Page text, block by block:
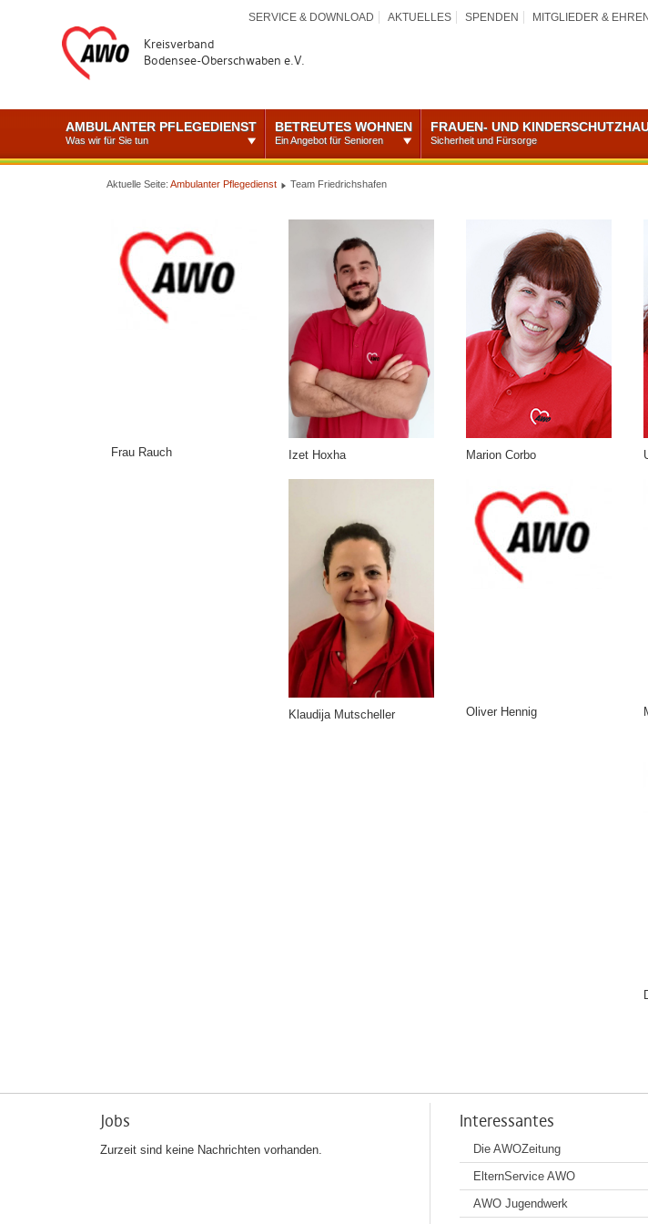
Kreisverband
Bodensee-Oberschwaben e.V.
SERVICE & DOWNLOAD AKTUELLES SPENDEN MITGLIEDER &
AMBULANTER PFLEGEDIENST
Was wir für Sie tun
BETREUTES WOHNEN
Ein Angebot für Senioren
FRAUEN- UND
Sicherheit und Fürsorge
Aktuelle Seite: Ambulanter Pflegedienst Team Friedrichshafen
Frau Rauch Izet Hoxha Marion Corbo
Klaudija Mutscheller Oliver Hennig
Jobs
Zurzeit sind keine Nachrichten vorhanden.
Interessantes
Die AWOZeitung
ElternService AWO
AWO Jugendwerk